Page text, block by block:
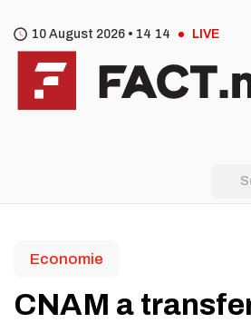
10 August 2026 • 14 14 LIVE
Economie
CNAM a